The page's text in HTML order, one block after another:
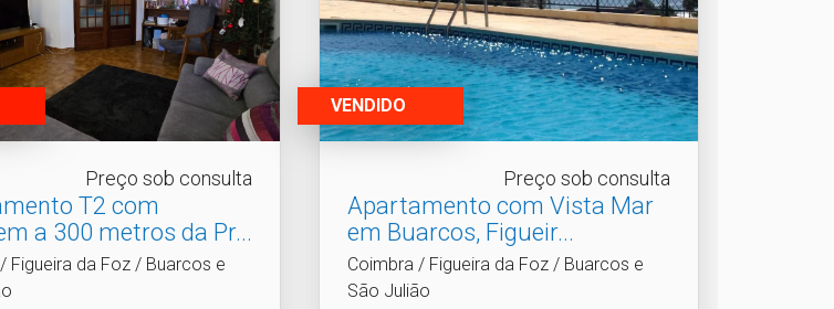
Preço sob consulta
T2 com
a 300 metros da Pr.​..
Figueira da Foz / Buarcos e
VENDIDO
Preço sob consulta
Apartamento com Vista Mar
em Buarcos, Figueir.​..
Coimbra / Figueira da Foz / Buarcos e
São Julião